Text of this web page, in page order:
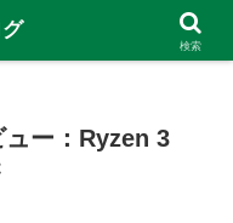
ー：Ryzen 3
検索